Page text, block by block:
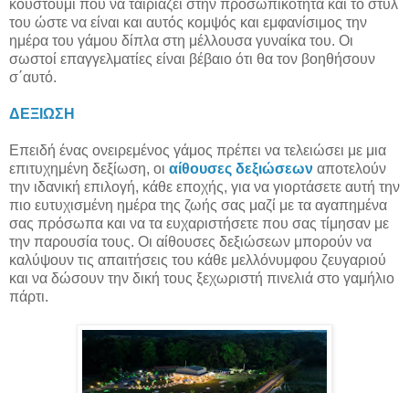
κουστούμι που να ταιριάζει στην προσωπικότητα και το στυλ
του ώστε να είναι και αυτός κομψός και εμφανίσιμος την
ημέρα του γάμου δίπλα στη μέλλουσα γυναίκα του. Οι
σωστοί επαγγελματίες είναι βέβαιο ότι θα τον βοηθήσουν
σ΄αυτό.
ΔΕΞΙΩΣΗ
Επειδή ένας ονειρεμένος γάμος πρέπει να τελειώσει με μια
επιτυχημένη δεξίωση, οι αίθουσες δεξιώσεων αποτελούν
την ιδανική επιλογή, κάθε εποχής, για να γιορτάσετε αυτή την
πιο ευτυχισμένη ημέρα της ζωής σας μαζί με τα αγαπημένα
σας πρόσωπα και να τα ευχαριστήσετε που σας τίμησαν με
την παρουσία τους. Οι αίθουσες δεξιώσεων μπορούν να
καλύψουν τις απαιτήσεις του κάθε μελλόνυμφου ζευγαριού
και να δώσουν την δική τους ξεχωριστή πινελιά στο γαμήλιο
πάρτι.